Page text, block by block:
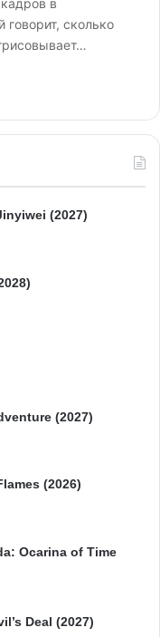
в
говорит, сколько
(2027)
(2027)
(2026)
Ocarina of Time
Deal (2027)